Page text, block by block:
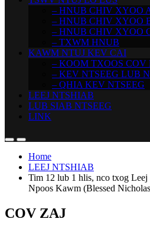
– HNUB CHIV XYOO
– HNUB CHIV XYOO
– HNUB CHIV XYOO
– TXWM HNUB
KAWM NTUJ KEV CAI
– KOOM TXOOS COV
– KEV NTSEEG LUB
– QHIA KEV NTSEEG
LEEJ NTSHIAB
LUB SIAB NTSEEG
LINK
Home
LEEJ NTSHIAB
Tim 12 lub 1 hlis, nco txog
Npoos Kawm (Blessed
COV ZAJ